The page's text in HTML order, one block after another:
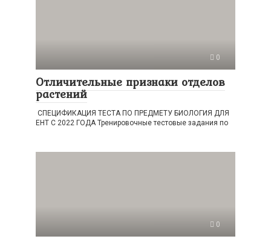
0
Отличительные признаки отделов
растений
СПЕЦИФИКАЦИЯ ТЕСТА ПО ПРЕДМЕТУ БИОЛОГИЯ ДЛЯ
ЕНТ С 2022 ГОДА Тренировочные тестовые задания по
0